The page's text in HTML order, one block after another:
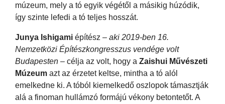
múzeum, mely a tó egyik végétől a másikig húzódik,
így szinte lefedi a tó teljes hosszát.
Junya Ishigami építész – aki 2019-ben 16.
Nemzetközi Építészkongresszus vendége volt
Budapesten – célja az volt, hogy a Zaishui Művészeti
Múzeum azt az érzetet keltse, mintha a tó alól
emelkedne ki. A tóból kiemelkedő oszlopok támasztják
alá a finoman hullámzó formájú vékony betontetőt. A